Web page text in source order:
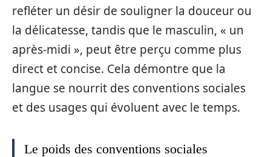
refléter un désir de souligner la douceur ou
la délicatesse, tandis que le masculin, « un
après-midi », peut être perçu comme plus
direct et concise. Cela démontre que la
langue se nourrit des conventions sociales
et des usages qui évoluent avec le temps.
Le poids des conventions sociales